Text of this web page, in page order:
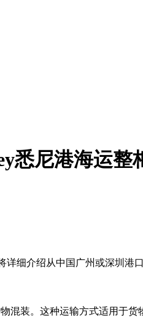
悉尼港海运
细介绍从中国广州或深圳港
混装。这种运输方式适用于